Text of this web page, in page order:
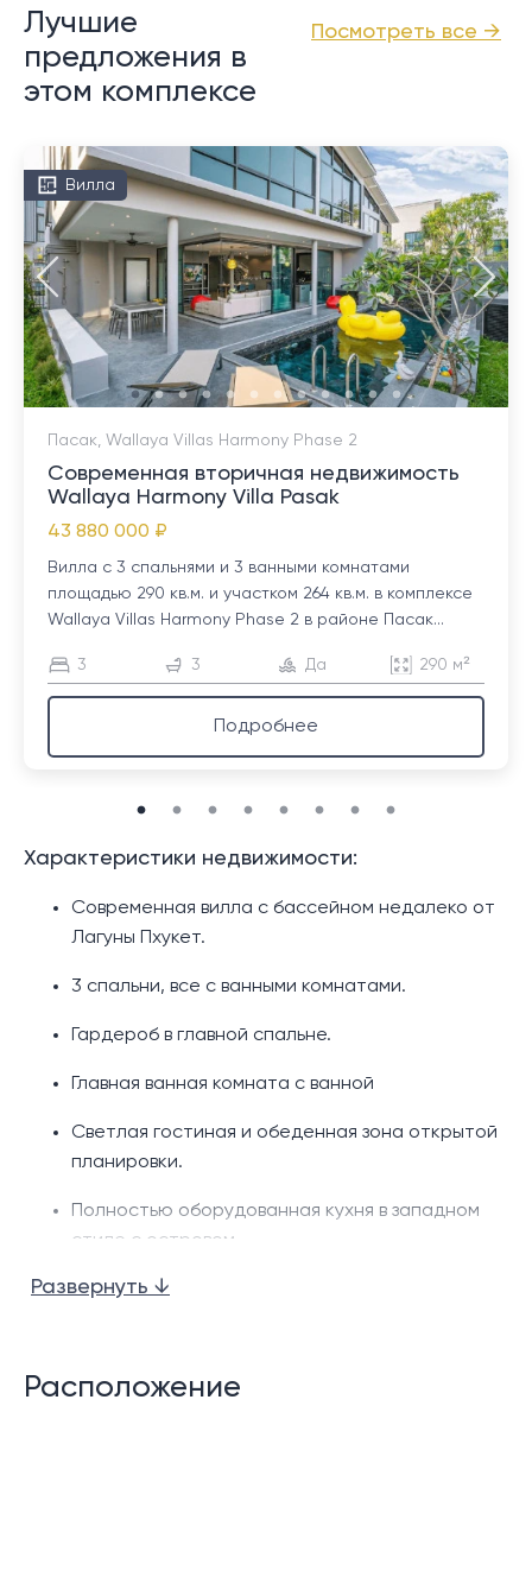
Посмотреть все →
Лучшие
предложения в
этом комплексе
Вилла
Пасак, Wallaya Villas Harmony Phase 2
Современная вторичная недвижимость
Wallaya Harmony Villa Pasak
43 880 000 ₽
Вилла с 3 спальнями и 3 ванными комнатами
площадью 290 кв.м. и участком 264 кв.м. в комплексе
Wallaya Villas Harmony Phase 2 в районе Пасак...
3 3 Да 290 м²
Подробнее
Характеристики недвижимости:
Современная вилла с бассейном недалеко от
Лагуны Пхукет.
3 спальни, все с ванными комнатами.
Гардероб в главной спальне.
Главная ванная комната с ванной
Светлая гостиная и обеденная зона открытой
планировки.
Полностью оборудованная кухня в западном
стиле с островом.
Семейный номер
Кладовая/прачечная
Развернуть ↓
Расположение